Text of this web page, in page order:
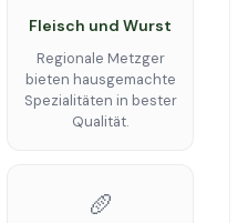
Fleisch und Wurst
Regionale Metzger
bieten hausgemachte
Spezialitäten in bester
Qualität.
🥖